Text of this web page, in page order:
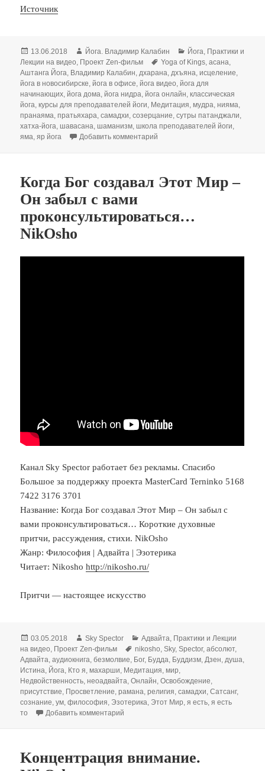
Источник
Опубликовано
13.06.2018 Автор
Йога. Владимир Калабин Рубрики
Йога, Практики и
Лекции на видео, Проект Zen-фильм Метки
Yoga of Kings,асана,
Аштанга Йога, Владимир Калабин,дхарана,дхъяна,исцеление,
йога в новосибирске,йога в офисе,йога видео,йога для
начинающих,йога дома,йога нидра,йога онлайн,классическая
йога,курсы для преподавателей йоги, Медитация,мудра,нияма,
пранаяма,пратьяхара,самадхи,созерцание,сутры патанджали,
хатха-йога,шавасана,шаманизм,школа преподавателей йоги,
яма,яр йога Добавить комментарий
Когда Бог создавал Этот Мир –
Он забыл с вами
проконсультироваться…
NikOsho
Канал Sky Spector работает без рекламы. Спасибо
Большое за поддержку проекта MasterCard Terninko 5168
7422 3176 3701
Название: Когда Бог создавал Этот Мир – Он забыл с
вами проконсультироваться… Короткие духовные
притчи, рассуждения, cтихи. NikOsho
Жанр: Философия | Адвайта | Эзотерика
Читает: Nikoshohttp://nikosho.ru/
Притчи — настоящее искусство
Опубликовано
03.05.2018 Автор
Sky Spector Рубрики
Адвайта Практики и Лекции
на видео Проект Zen-фильм Метки
nikosho ,Sky,Spector,абсолют,
Адвайта ,аудиокнига ,безмолвие Бог, Будда Буддизм Дзен душа
Истина Йога Кто я ,махарши Медитация ,мир
Недвойственность ,неоадвайта ,Онлайн ,Освобождение
присутствие Просветление ,рамана ,религия ,самадхи ,Сатсанг,
сознание ,ум ,философия Эзотерика Этот Мир ,я есть ,я есть
то
Добавить комментарий
Kонцентрация внимание.